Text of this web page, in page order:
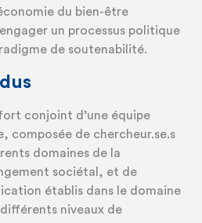
du bien-être
un processus politique
de soutenabilité.
conjoint d’une équipe
composée de chercheur.se.s
domaines de la
sociétal, et de
établis dans le domaine
niveaux de